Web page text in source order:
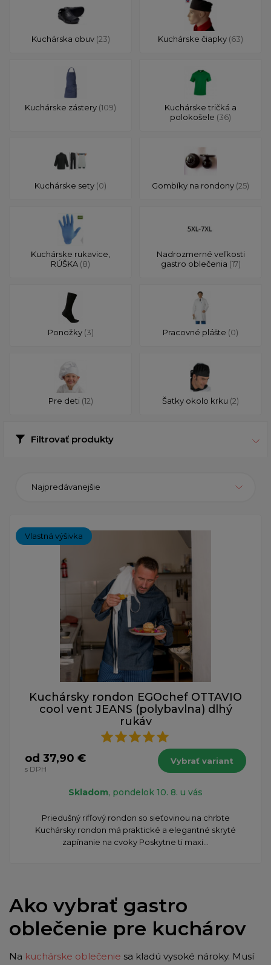
Kuchárska obuv (23) Kuchárske čiapky (63)
Kuchárske zástery (109)
Kuchárske tričká a
polokošele (36)
Kuchárske sety (0) Gombíky na rondony (25)
Kuchárske rukavice,
RÚŠKA (8)
Nadrozmerné veľkosti
gastro oblečenia (17)
Ponožky (3) Pracovné plášte (0)
Pre deti (12) Šatky okolo krku (2)
Filtrovať produkty
Najpredávanejšie
Vlastná výšivka
Kuchársky rondon EGOchef OTTAVIO
cool vent JEANS (polybavlna) dlhý
rukáv
od 37,90 €
s DPH
Vybrať variant
Skladom, pondelok 10. 8. u vás
​Priedušný rifľový rondon so sieťovinou na chrbte
Kuchársky rondon má praktické a elegantné skryté
zapínanie na cvoky Poskytne ti maxi...
Ako vybrať gastro
oblečenie pre kuchárov
Na kuchárske oblečenie sa kladú vysoké nároky. Musí